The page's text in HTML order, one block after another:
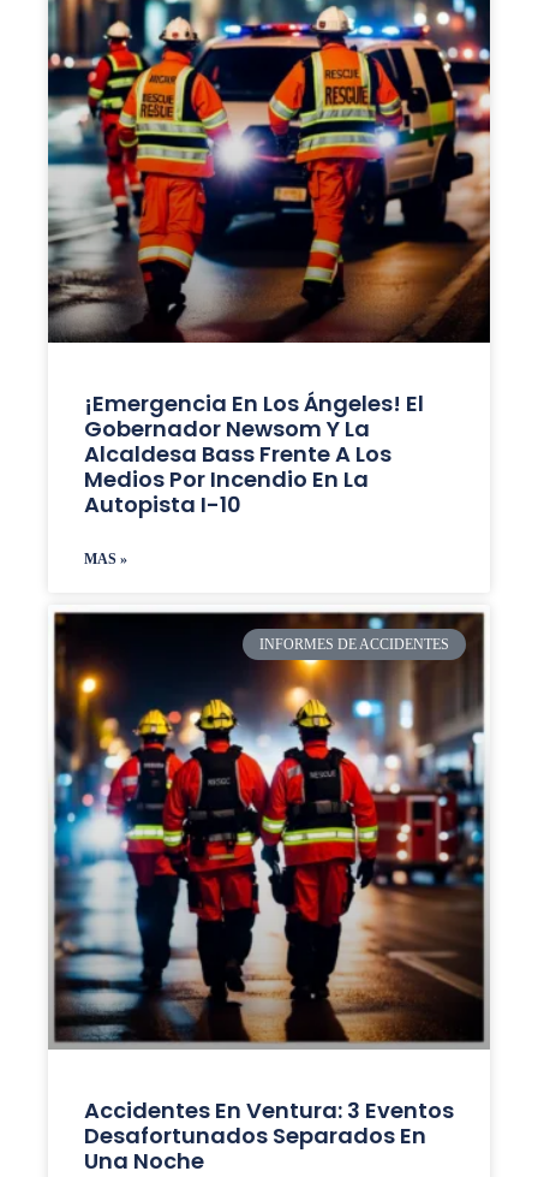
¡Emergencia En Los Ángeles! El
Gobernador Newsom Y La
Alcaldesa Bass Frente A Los
Medios Por Incendio En La
Autopista I-10
MAS »
INFORMES DE ACCIDENTES
Accidentes En Ventura: 3 Eventos
Desafortunados Separados En
Una Noche